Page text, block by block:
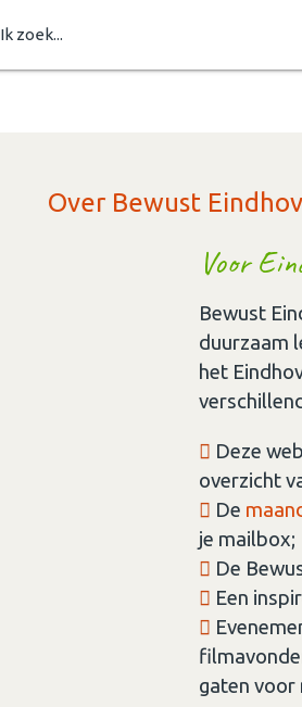
Ik zoek...
Over Bewust
Voor
Bewust
duurzaam
het
Deze
overzicht
De
je mailbox;
De
Een
gaten voor